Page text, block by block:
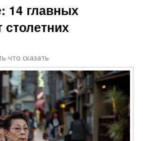
14 главных
столетних
что сказать